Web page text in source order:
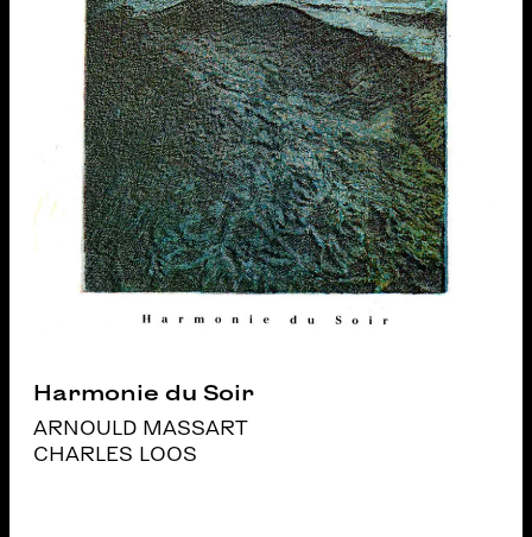
Harmonie du Soir
ARNOULD MASSART
CHARLES LOOS